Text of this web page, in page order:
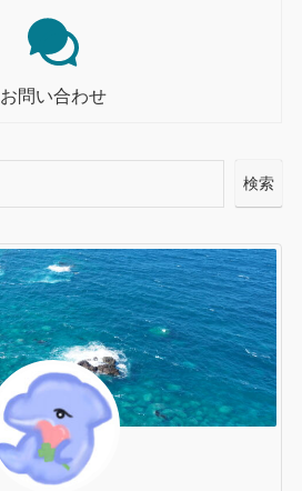
お問い合わせ
検索